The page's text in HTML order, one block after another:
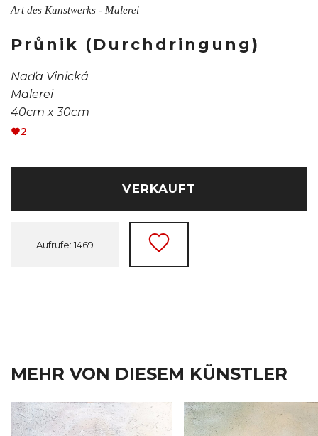
Art des Kunstwerks - Malerei
Průnik (Durchdringung)
Naďa Vinická
Malerei
40cm x 30cm
2
VERKAUFT
Aufrufe: 1469
MEHR VON DIESEM KÜNSTLER